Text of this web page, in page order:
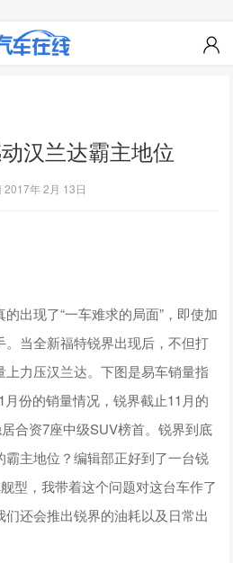
汉兰达霸主地位
2017年 2月 13日
出现了“一车难求的局面”，即使加
当全新福特锐界出现后，不但打
力压汉兰达。下图是易车销量指
份的销量情况，锐界截止11月的
合资7座中级SUV榜首。锐界到底
主地位？编辑部正好到了一台锐
型，我带着这个问题对这台车作了
还会推出锐界的油耗以及日常出